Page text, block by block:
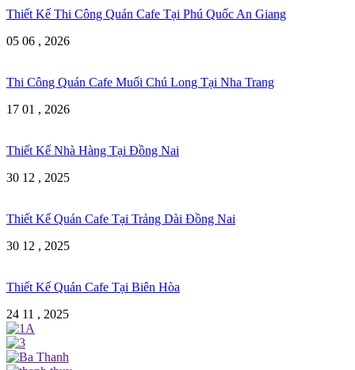
Thiết Kế Thi Công Quán Cafe Tại Phú Quốc An Giang
05 06 , 2026
Thi Công Quán Cafe Muối Chú Long Tại Nha Trang
17 01 , 2026
Thiết Kế Nhà Hàng Tại Đồng Nai
30 12 , 2025
Thiết Kế Quán Cafe Tại Trảng Dài Đồng Nai
30 12 , 2025
Thiết Kế Quán Cafe Tại Biên Hòa
24 11 , 2025